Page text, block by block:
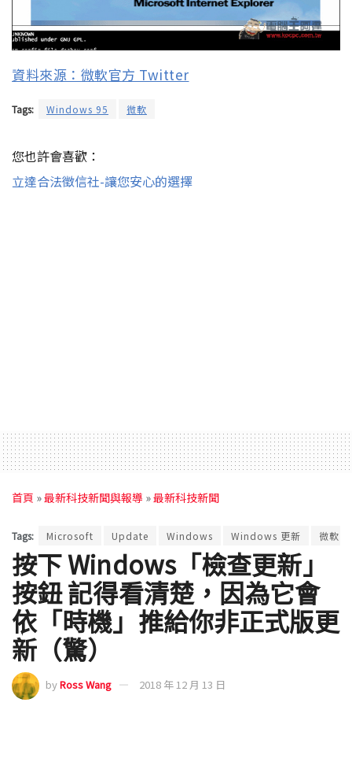
資料來源：微軟官方 Twitter
Tags: Windows 95 微軟
您也許會喜歡：
立達合法徵信社-讓您安心的選擇
首頁 »最新科技新聞與報導 »最新科技新聞
Tags: Microsoft Update Windows Windows 更新 微軟
按下 Windows「檢查更新」
按鈕 記得看清楚，因為它會
依「時機」推給你非正式版更
新（驚）
byRoss Wang 2018 年 12 月 13 日